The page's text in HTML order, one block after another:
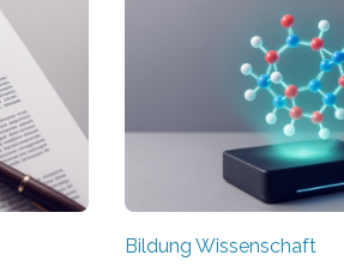
Bildung Wissenschaft